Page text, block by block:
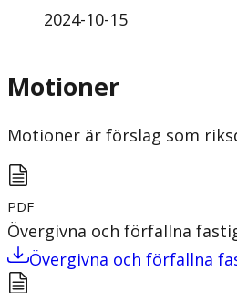
2024-10-15
Motioner
Motioner är förslag som
PDF
Övergivna och förfallna
Övergivna och förfallna